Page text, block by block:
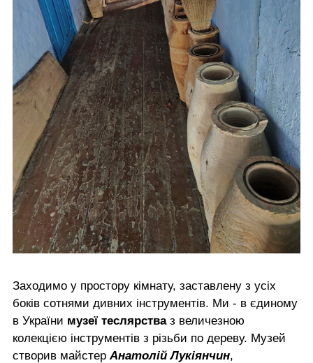
Заходимо у простору кімнату, заставлену з усіх
боків сотнями дивних інструментів. Ми - в єдиному
в України музеї теслярстваз величезною
колекцією інструментів з різьби по дереву. Музей
створив майстерАнатолій Лукіянчин,